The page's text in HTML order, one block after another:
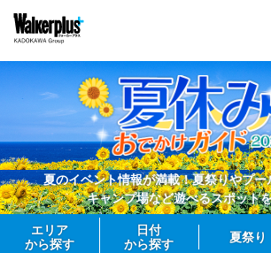
夏のイベント情報が満載！夏祭りやプ
キャンプ場など遊べるスポット
エリア
から探す
日付
から探す
夏祭り